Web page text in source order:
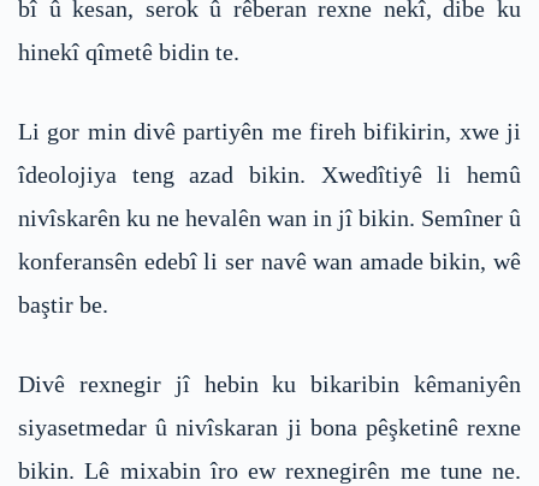
bî û kesan, serok û rêberan rexne nekî, dibe ku
hinekî qîmetê bidin te.
Li gor min divê partiyên me fireh bifikirin, xwe ji
îdeolojiya teng azad bikin. Xwedîtiyê li hemû
nivîskarên ku ne hevalên wan in jî bikin. Semîner û
konferansên edebî li ser navê wan amade bikin, wê
baştir be.
Divê rexnegir jî hebin ku bikaribin kêmaniyên
siyasetmedar û nivîskaran ji bona pêşketinê rexne
bikin. Lê mixabin îro ew rexnegirên me tune ne.